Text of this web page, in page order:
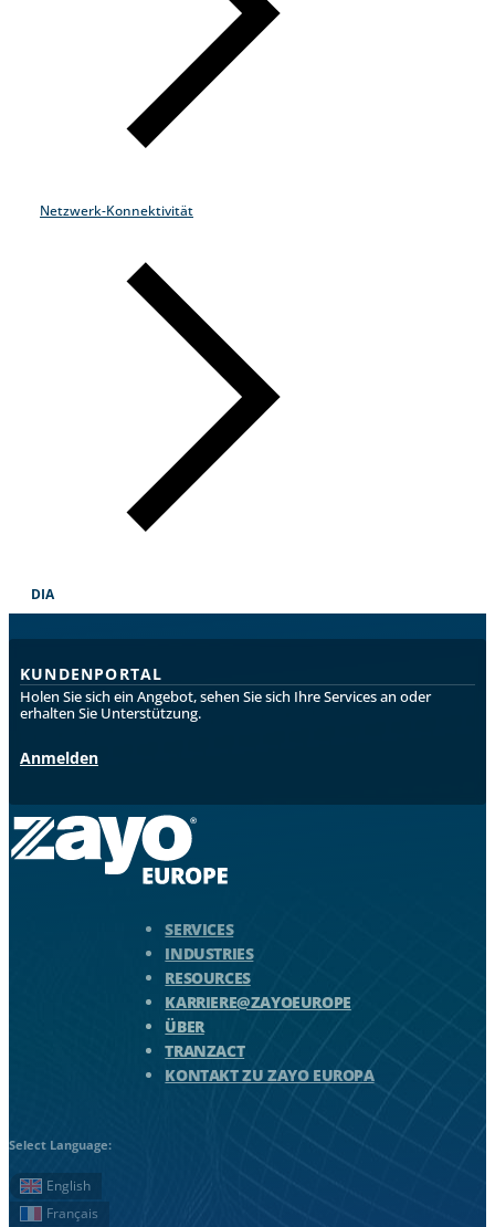
Netzwerk-Konnektivität
DIA
KUNDENPORTAL
Holen Sie sich ein Angebot, sehen Sie sich Ihre Services an oder
erhalten Sie Unterstützung.
Anmelden
SERVICES
INDUSTRIES
RESOURCES
KARRIERE@ZAYOEUROPE
ÜBER
TRANZACT
KONTAKT ZU ZAYO EUROPA
Select Language:
English
Français